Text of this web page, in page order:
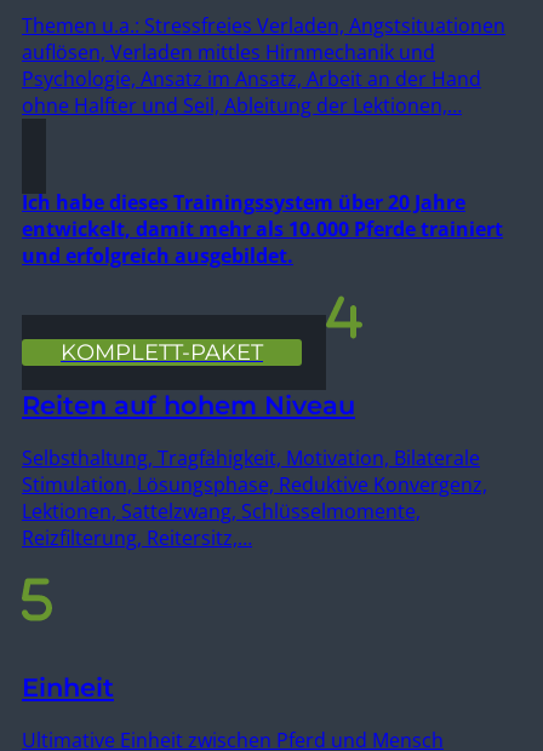
Themen u.a.: Stressfreies Verladen, Angstsituationen
auflösen, Verladen mittles Hirnmechanik und
Psychologie, Ansatz im Ansatz, Arbeit an der Hand
ohne Halfter und Seil, Ableitung der Lektionen,…
Ich habe dieses Trainingssystem über 20 Jahre
entwickelt, damit mehr als 10.000 Pferde trainiert
und erfolgreich ausgebildet.
KOMPLETT-PAKET
Reiten auf hohem Niveau
Selbsthaltung, Tragfähigkeit, Motivation, Bilaterale
Stimulation, Lösungsphase, Reduktive Konvergenz,
Lektionen, Sattelzwang, Schlüsselmomente,
Reizfilterung, Reitersitz,…
Einheit
Ultimative Einheit zwischen Pferd und Mensch